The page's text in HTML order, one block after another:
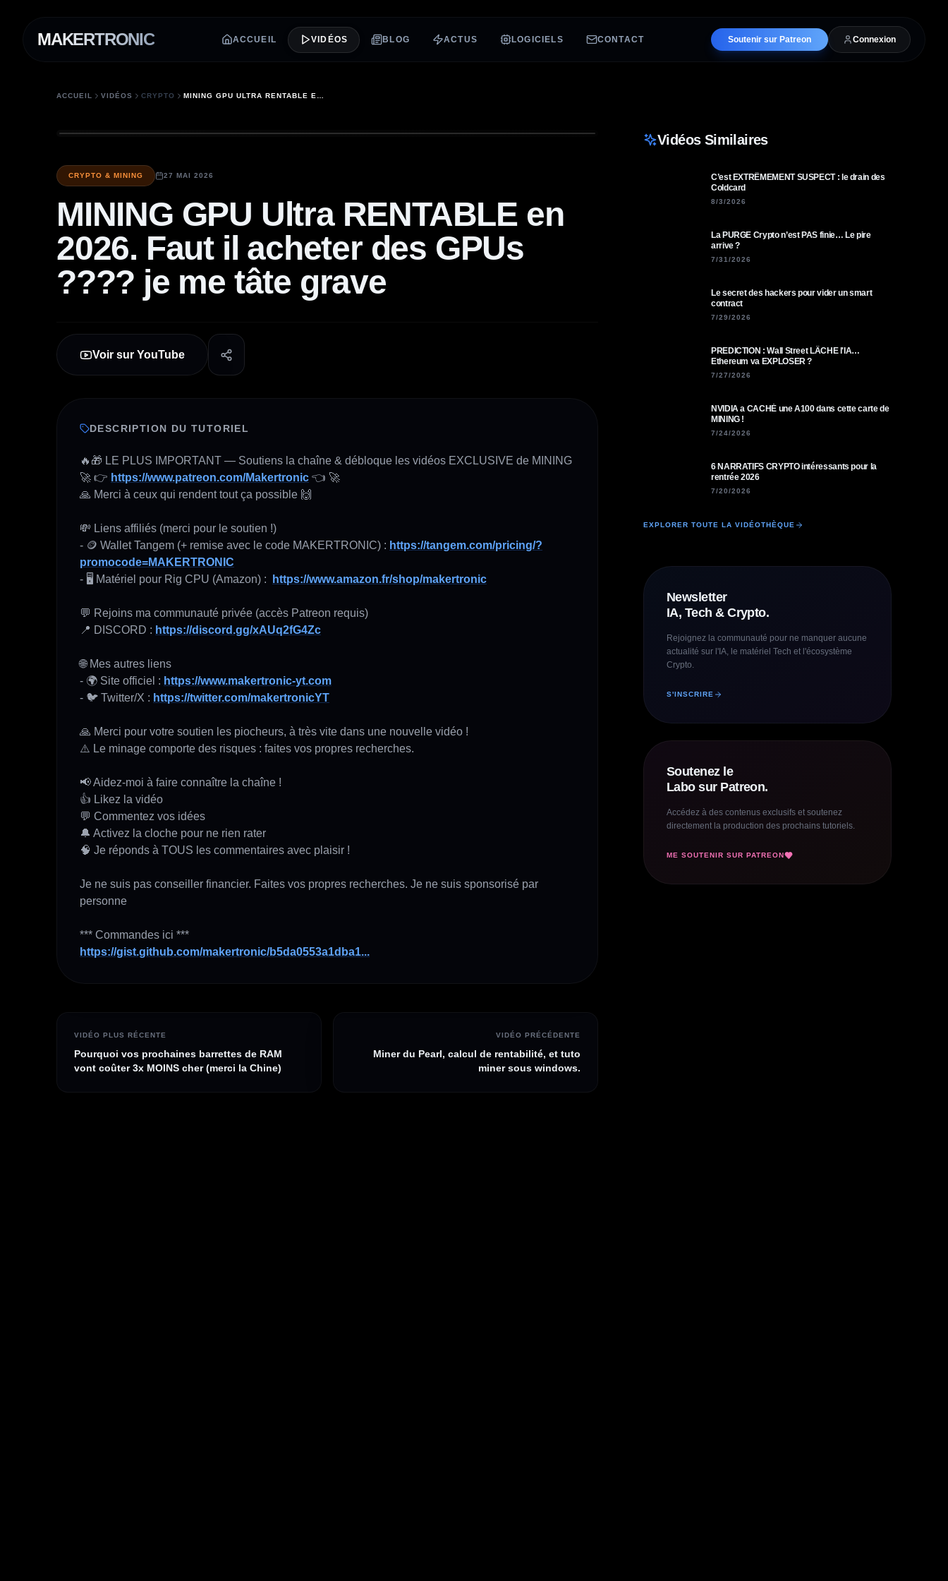
MAKERTRONIC ACCUEIL VIDÉOS BLOG ACTUS LOGICIELS CONTACT Soutenir sur Patreon Connexion
ACCUEIL VIDÉOS CRYPTO
CRYPTO & MINING 27 MAI 2026
MINING GPU Ultra RENTABLE en
2026. Faut il acheter des GPUs
???? je me tâte grave
Voir sur YouTube
DESCRIPTION DU TUTORIEL
🔥🎁 LE PLUS IMPORTANT — Soutiens la chaîne & débloque les vidéos EXCLUSIVE de MINING
🚀 👉 https://www.patreon.com/Makertronic 👈 🚀
🙏 Merci à ceux qui rendent tout ça possible 🙌
💸 Liens affiliés (merci pour le soutien !)
- 🪙 Wallet Tangem (+ remise avec le code MAKERTRONIC) : https://tangem.com/pricing/?
promocode=MAKERTRONIC
- 🖥️ Matériel pour Rig CPU (Amazon) :
https://www.amazon.fr/shop/makertronic
💬 Rejoins ma communauté privée (accès Patreon requis)
📍 DISCORD : https://discord.gg/xAUq2fG4Zc
🌐 Mes autres liens
- 🌍 Site officiel : https://www.makertronic-yt.com
- 🐦 Twitter/X : https://twitter.com/makertronicYT
🙏 Merci pour votre soutien les piocheurs, à très vite dans une nouvelle vidéo !
⚠️ Le minage comporte des risques : faites vos propres recherches.
📢 Aidez-moi à faire connaître la chaîne !
👍 Likez la vidéo
💬 Commentez vos idées
🔔 Activez la cloche pour ne rien rater
🧠 Je réponds à TOUS les commentaires avec plaisir !
Je ne suis pas conseiller financier. Faites vos propres recherches. Je ne suis sponsorisé par
personne
https://gist.github.com/makertronic/b5da0553a1dba1...
VIDÉO PLUS RÉCENTE
Pourquoi vos prochaines barrettes de RAM
vont coûter 3x MOINS cher (merci la Chine)
VIDÉO PRÉCÉDENTE
Miner du Pearl, calcul de rentabilité, et tuto
miner sous windows.
Vidéos Similaires
C’est EXTRÊMEMENT SUSPECT : le drain des
Coldcard
8/3/2026
La PURGE Crypto n’est PAS finie… Le pire
arrive ?
7/31/2026
Le secret des hackers pour vider un smart
contract
7/29/2026
PREDICTION : Wall Street LÂCHE l'IA…
Ethereum va EXPLOSER ?
7/27/2026
NVIDIA a CACHÉ une A100 dans cette carte de
MINING !
7/24/2026
6 NARRATIFS CRYPTO intéressants pour la
rentrée 2026
7/20/2026
EXPLORER TOUTE LA VIDÉOTHÈQUE
Newsletter
IA, Tech & Crypto.
Rejoignez la communauté pour ne manquer aucune
actualité sur l'IA, le matériel Tech et l'écosystème
Crypto.
S'INSCRIRE
Soutenez le
Labo sur Patreon.
Accédez à des contenus exclusifs et soutenez
directement la production des prochains tutoriels.
ME SOUTENIR SUR PATREON